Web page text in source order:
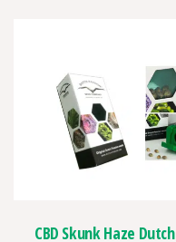
CBD Skunk Haze Dutch